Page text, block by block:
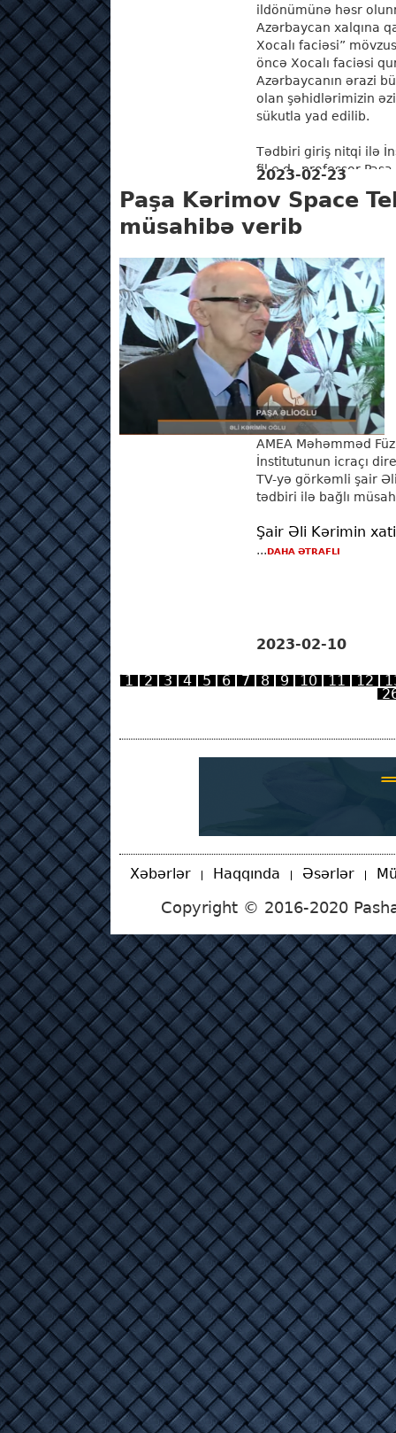
ildönümünə həsr
Azərbaycan xalqına
Xocalı faciəsi”
öncə Xocalı faciəsi
Azərbaycanın ərazi
olan şəhidlərimizin
sükutla yad edilib.
Tədbiri giriş nitqi ilə
fil.e.d., professor
2023-02-23
Paşa Kərimov Space
müsahibə verib
AMEA Məhəmməd
İnstitutunun icraçı
TV-yə görkəmli şair
tədbiri ilə bağlı
Şair Əli Kərimin
...DAHA ƏTRAFLI
2023-02-10
1 2 3 4 5 6 7 8 9 10 11 12
Xəbərlər Haqqında Əsərlər
Copyright © 2016-2020